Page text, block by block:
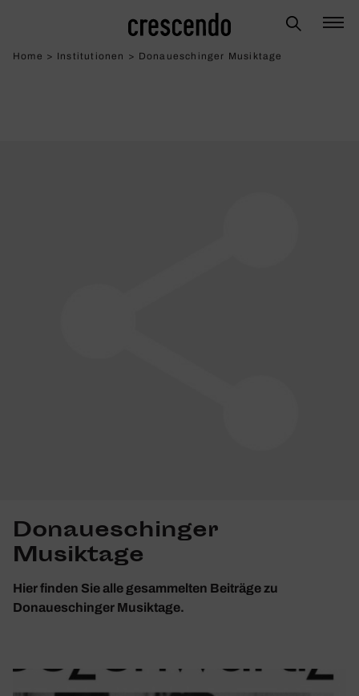
Home > Institutionen > Donaueschinger Musiktage
Donaueschinger
Musiktage
Hier finden Sie alle gesammelten Beiträge zu
Donaueschinger Musiktage.